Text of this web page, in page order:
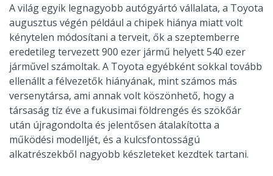
A világ egyik legnagyobb autógyártó vállalata, a Toyota
augusztus végén például a chipek hiánya miatt volt
kénytelen módosítani a terveit, ők a szeptemberre
eredetileg tervezett 900 ezer jármű helyett 540 ezer
járművel számoltak. A Toyota egyébként sokkal tovább
ellenállt a félvezetők hiányának, mint számos más
versenytársa, ami annak volt köszönhető, hogy a
társaság tíz éve a fukusimai földrengés és szökőár
után újragondolta és jelentősen átalakította a
működési modelljét, és a kulcsfontosságú
alkatrészekből nagyobb készleteket kezdtek tartani.